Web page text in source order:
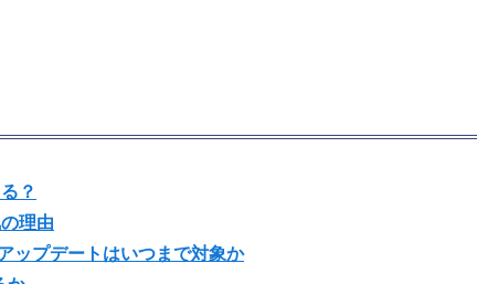
？
理由
ップデートはいつまで対象か